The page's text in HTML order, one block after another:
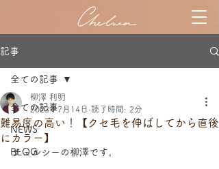
記事
全ての記事
NEWS
BLOG
全ての記事
難易度の高い！【クセ毛を伸ばしてから直後
にカラー】
柳澤 利明
2023年7月14日 読了時間: 2分
チェルシーの柳澤です。